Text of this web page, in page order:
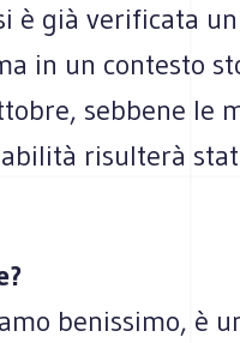
è già verificata
in un contesto
sebbene le
risulterà
benissimo, è